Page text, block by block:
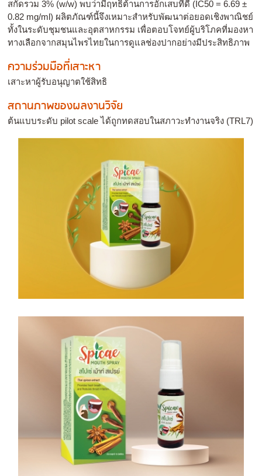
สกัดรวม 3% (w/w) พบว่ามีฤทธิ์ต้านการอักเสบที่ดี (IC50 = 6.69 ±
0.82 mg/ml) ผลิตภัณฑ์นี้จึงเหมาะสำหรับพัฒนาต่อยอดเชิงพาณิชย์
ทั้งในระดับชุมชนและอุตสาหกรรม เพื่อตอบโจทย์ผู้บริโภคที่มองหา
ทางเลือกจากสมุนไพรไทยในการดูแลช่องปากอย่างมีประสิทธิภาพ
ความร่วมมือที่เสาะหา
เสาะหาผู้รับอนุญาตใช้สิทธิ
สถานภาพของผลงานวิจัย
ต้นแบบระดับ pilot scale ได้ถูกทดสอบในสภาวะทำงานจริง (TRL7)